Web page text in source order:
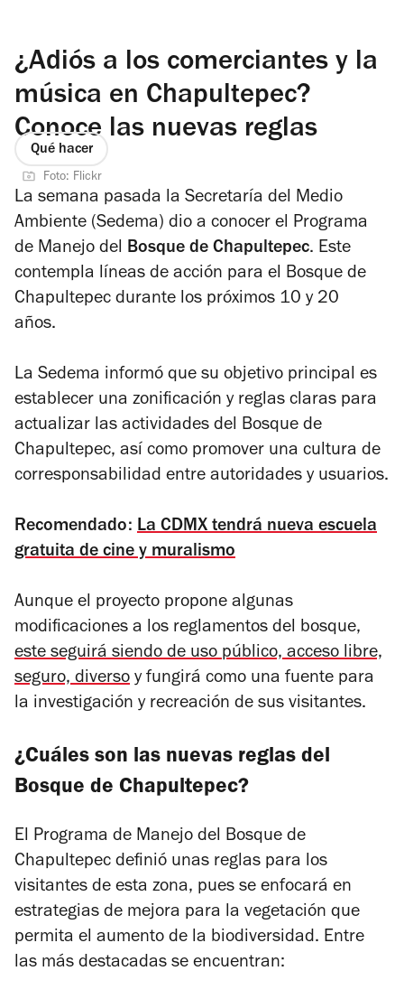
¿Adiós a los comerciantes y la
música en Chapultepec?
Conoce las nuevas reglas
Qué hacer
Foto: Flickr
La semana pasada la Secretaría del Medio
Ambiente (Sedema) dio a conocer el Programa
de Manejo del Bosque de Chapultepec. Este
contempla líneas de acción para el Bosque de
Chapultepec durante los próximos 10 y 20
años.
La Sedema informó que su objetivo principal es
establecer una zonificación y reglas claras para
actualizar las actividades del Bosque de
Chapultepec, así como promover una cultura de
corresponsabilidad entre autoridades y usuarios.
Recomendado: La CDMX tendrá nueva escuela
gratuita de cine y muralismo
Aunque el proyecto propone algunas
modificaciones a los reglamentos del bosque,
este seguirá siendo de uso público, acceso libre,
seguro, diverso y fungirá como una fuente para
la investigación y recreación de sus visitantes.
¿Cuáles son las nuevas reglas del
Bosque de Chapultepec?
El Programa de Manejo del Bosque de
Chapultepec definió unas reglas para los
visitantes de esta zona, pues se enfocará en
estrategias de mejora para la vegetación que
permita el aumento de la biodiversidad. Entre
las más destacadas se encuentran: